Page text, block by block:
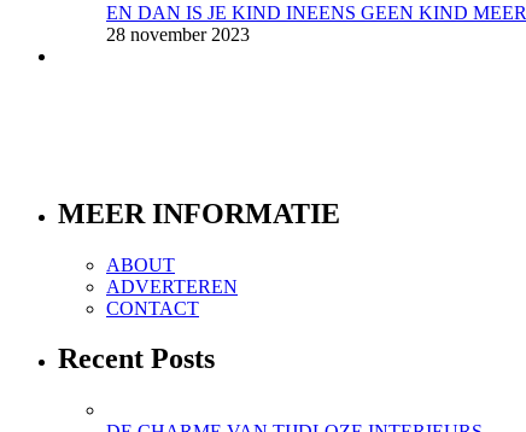
EN DAN IS JE KIND INEENS GEEN KIND MEER
28 november 2023
MEER INFORMATIE
ABOUT
ADVERTEREN
CONTACT
Recent Posts